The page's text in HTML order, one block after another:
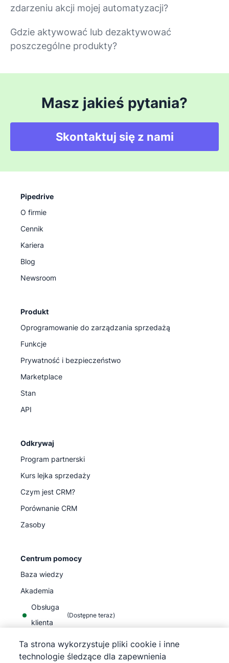
zdarzeniu akcji mojej automatyzacji?
Gdzie aktywować lub dezaktywować
poszczególne produkty?
Masz jakieś pytania?
Skontaktuj się z nami
Pipedrive
O firmie
Cennik
Kariera
Blog
Newsroom
Produkt
Oprogramowanie do zarządzania sprzedażą
Funkcje
Prywatność i bezpieczeństwo
Marketplace
Stan
API
Odkrywaj
Program partnerski
Kurs lejka sprzedaży
Czym jest CRM?
Porównanie CRM
Zasoby
Centrum pomocy
Baza wiedzy
Akademia
Obsługa
klienta
(Dostępne teraz)
Ta strona wykorzystuje pliki cookie i inne
technologie śledzące dla zapewnienia